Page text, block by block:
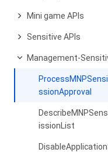
Mini game APIs
Sensitive APIs
Management-
ssionApproval
issionList